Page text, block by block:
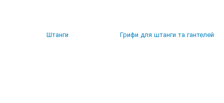
Штанги Грифи для штанги та гантелей